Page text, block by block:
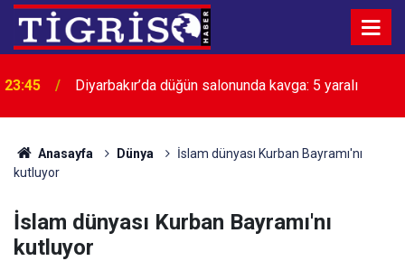
23:45 Diyarbakır’da düğün salonunda kavga: 5 yaralı
Anasayfa Dünya
İslam dünyası Kurban Bayramı'nı
kutluyor
İslam dünyası Kurban Bayramı'nı
kutluyor